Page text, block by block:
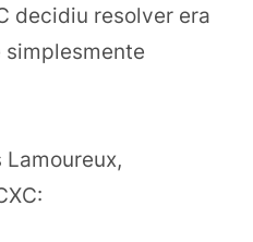
decidiu resolver era